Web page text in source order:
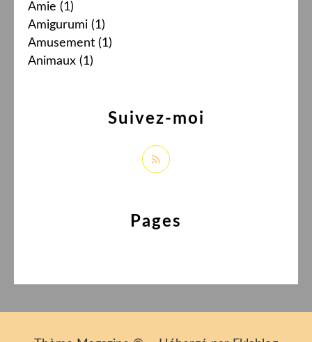
Amie (1)
Amigurumi (1)
Amusement (1)
Animaux (1)
Pages
Suivez-moi